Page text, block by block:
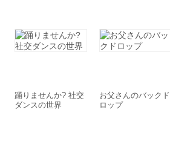
踊りませんか? 社交
ダンスの世界
お父さんのバックド
ロップ